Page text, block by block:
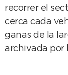
recorrer el
cerca cada
ganas de la
archivada por